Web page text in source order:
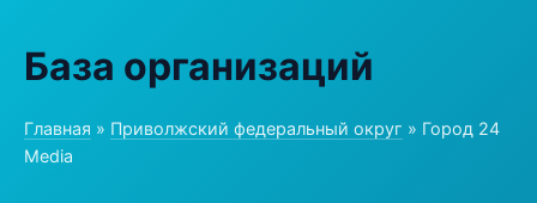
База организаций
Главная » Приволжский федеральный округ » Город 24
Media